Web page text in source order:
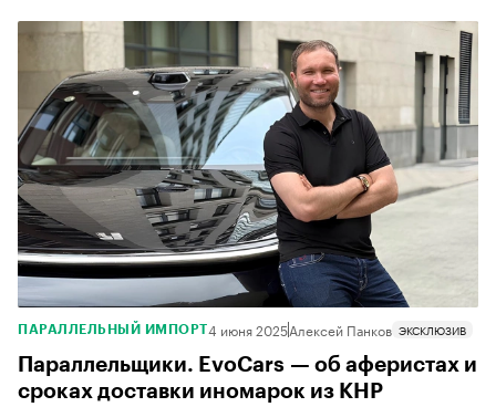
ПАРАЛЛЕЛЬНЫЙ ИМПОРТ 4 июня 2025Алексей Панков ЭКСКЛЮЗИВ
Параллельщики. EvoCars — об аферистах и
сроках доставки иномарок из КНР